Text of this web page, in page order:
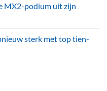
MX2-podium uit zijn
sterk met top tien-